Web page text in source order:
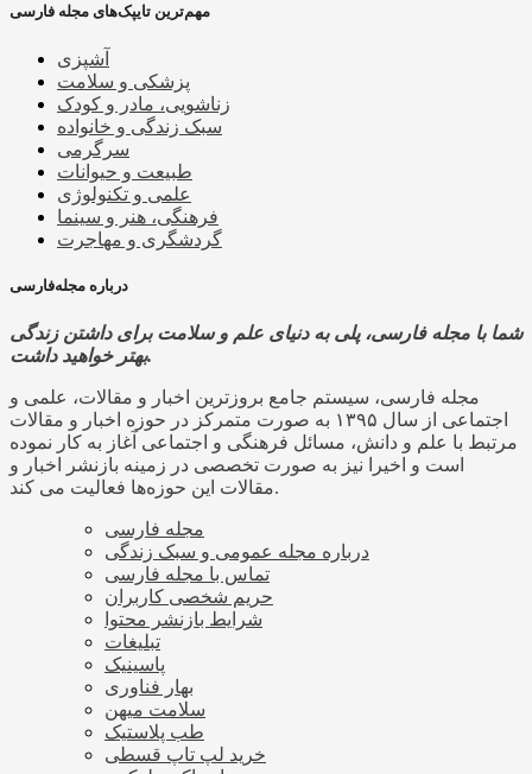
مهم‌ترین تایپک‌های مجله فارسی
آشپزی
پزشکی و سلامت
زناشویی، مادر و کودک
سبک زندگی و خانواده
سرگرمی
طبیعت و حیوانات
علمی و تکنولوژی
فرهنگی، هنر و سینما
گردشگری و مهاجرت
درباره مجله‌فارسی
شما با مجله فارسی، پلی به دنیای علم و سلامت برای داشتن زندگی
بهتر خواهید داشت.
مجله فارسی، سیستم جامع بروزترین اخبار و مقالات، علمی و
اجتماعی از سال ۱۳۹۵ به صورت متمرکز در حوزه اخبار و مقالات
مرتبط با علم و دانش، مسائل فرهنگی و اجتماعی آغاز به کار نموده
است و اخیرا نیز به صورت تخصصی در زمینه بازنشر اخبار و
مقالات این حوزه‌ها فعالیت می کند.
مجله فارسی
درباره مجله عمومی و سبک زندگی
تماس با مجله فارسی
حریم شخصی کاربران
شرایط بازنشر محتوا
تبلیغات
پاسینیک
بهار فناوری
سلامت میهن
طب پلاستیک
خرید لپ تاپ قسطی